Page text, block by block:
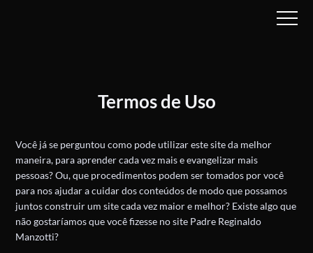
Termos de Uso
Você já se perguntou como pode utilizar este site da melhor
maneira, para aprender cada vez mais e evangelizar mais
pessoas? Ou, que procedimentos podem ser tomados por você
para nos ajudar a cuidar dos conteúdos de modo que possamos
juntos construir um site cada vez maior e melhor? Existe algo que
não gostaríamos que você fizesse no site Padre Reginaldo
Manzotti?